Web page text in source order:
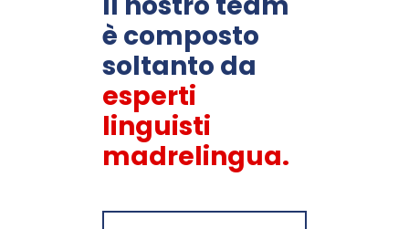
è composto
soltanto da
esperti
linguisti
madrelingua.